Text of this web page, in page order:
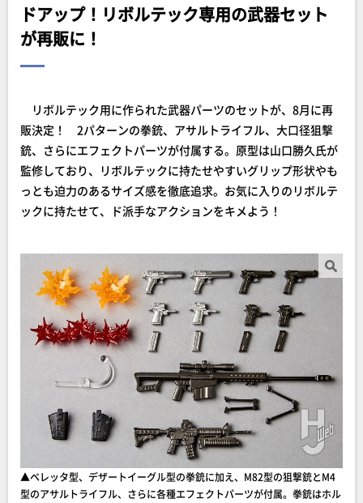
ドアップ！リボルテック専用の武器セット
が再販に！
リボルテック用に作られた武器パーツのセットが、8月に再
販決定！ 2パターンの拳銃、アサルトライフル、大口径狙撃
銃、さらにエフェクトパーツが付属する。原型は山口勝久氏が
監修しており、リボルテックに持たせやすいグリップ形状やも
っとも迫力のあるサイズ感を徹底追求。お気に入りのリボルテ
ックに持たせて、ド派手なアクションをキメよう！
▲ベレッタ型、デザートイーグル型の拳銃に加え、M82型の狙撃銃とM4
型のアサルトライフル、さらに各種エフェクトパーツが付属。拳銃はホル